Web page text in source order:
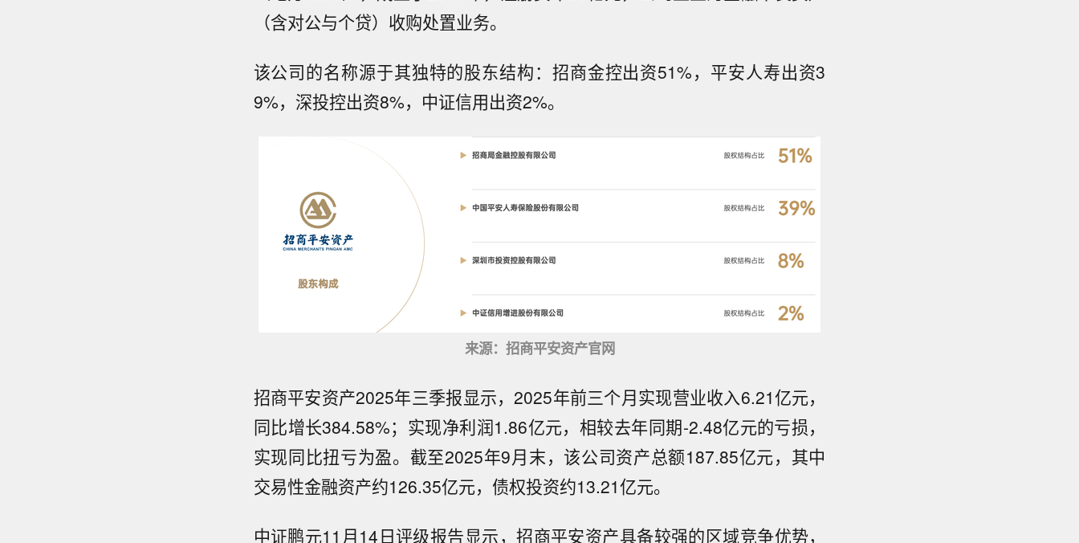
（含对公与个贷）收购处置业务。
该公司的名称源于其独特的股东结构：招商金控出资51%，平安人寿出资3
9%，深投控出资8%，中证信用出资2%。
来源：招商平安资产官网
招商平安资产2025年三季报显示，2025年前三个月实现营业收入6.21亿元，
同比增长384.58%；实现净利润1.86亿元，相较去年同期-2.48亿元的亏损，
实现同比扭亏为盈。截至2025年9月末，该公司资产总额187.85亿元，其中
交易性金融资产约126.35亿元，债权投资约13.21亿元。
中证鹏元11月14日评级报告显示，招商平安资产具备较强的区域竞争优势，